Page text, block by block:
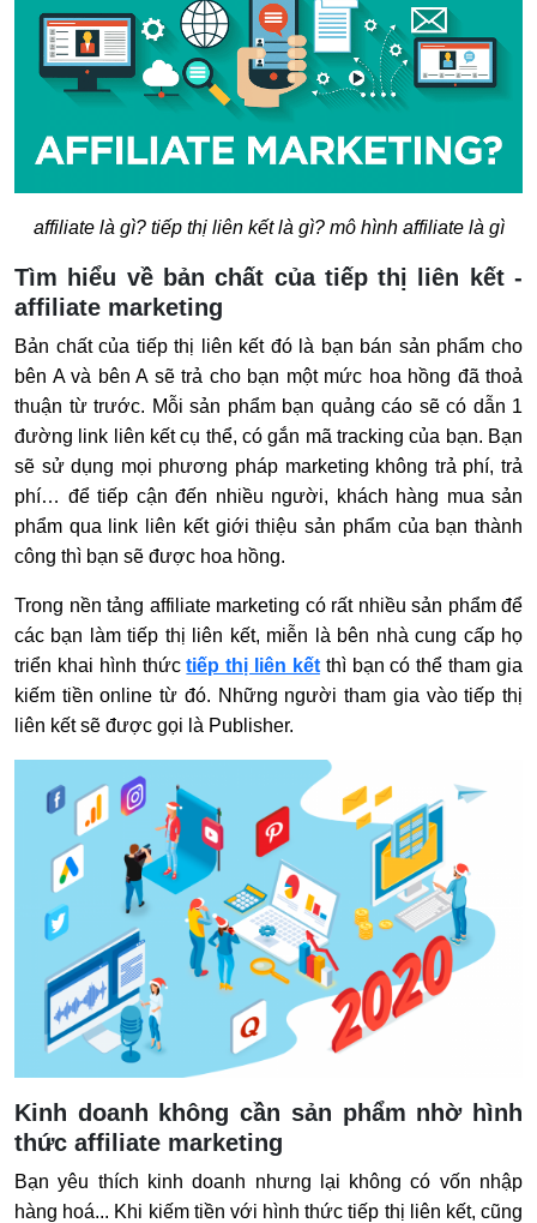
affiliate là gì? tiếp thị liên kết là gì? mô hình affiliate là gì
Tìm hiểu về bản chất của tiếp thị liên kết -
affiliate marketing
Bản chất của tiếp thị liên kết đó là bạn bán sản phẩm cho
bên A và bên A sẽ trả cho bạn một mức hoa hồng đã thoả
thuận từ trước. Mỗi sản phẩm bạn quảng cáo sẽ có dẫn 1
đường link liên kết cụ thể, có gắn mã tracking của bạn. Bạn
sẽ sử dụng mọi phương pháp marketing không trả phí, trả
phí… để tiếp cận đến nhiều người, khách hàng mua sản
phẩm qua link liên kết giới thiệu sản phẩm của bạn thành
công thì bạn sẽ được hoa hồng.
Trong nền tảng affiliate marketing có rất nhiều sản phẩm để
các bạn làm tiếp thị liên kết, miễn là bên nhà cung cấp họ
triển khai hình thứctiếp thị liên kếtthì bạn có thể tham gia
kiếm tiền online từ đó. Những người tham gia vào tiếp thị
liên kết sẽ được gọi là Publisher.
Kinh doanh không cần sản phẩm nhờ hình
thức affiliate marketing
Bạn yêu thích kinh doanh nhưng lại không có vốn nhập
hàng hoá... Khi kiếm tiền với hình thức tiếp thị liên kết, cũng